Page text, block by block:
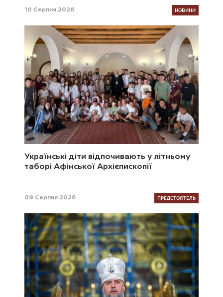
10 Серпня 2026 НОВИНИ
Українські діти відпочивають у літньому
таборі Афінської Архієпископії
09 Серпня 2026 ПРЕДСТОЯТЕЛЬ